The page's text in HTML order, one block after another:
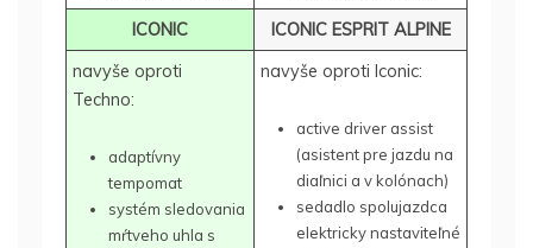
ICONIC
ICONIC ESPRIT ALPINE
navyše oproti
Techno:
adaptívny
tempomat
systém sledovania
mŕtveho uhla s
navyše oproti Iconic:
active driver assist
(asistent pre jazdu na
diaľnici a v kolónach)
sedadlo spolujazdca
elektricky nastaviteľné